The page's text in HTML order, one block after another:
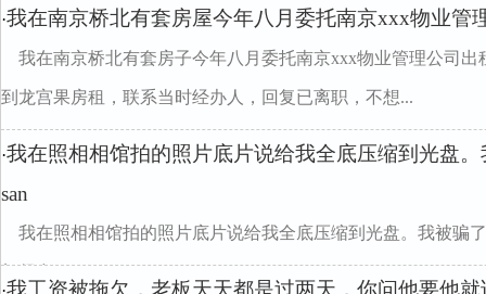
·我在南京桥北有套房屋今年八月委托南京xxx物业管
我在南京桥北有套房子今年八月委托南京xxx物业管理公司
到龙宫果房租，联系当时经办人，回复已离职，不想...
·我在照相相馆拍的照片底片说给我全底压缩到光盘
san
我在照相相馆拍的照片底片说给我全底压缩到光盘。我被骗
加很多divclass="w990mamt20
·我工资被拖欠，老板天天都是过两天，你问他要他